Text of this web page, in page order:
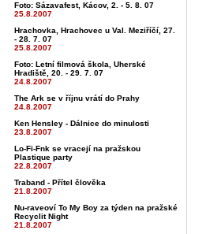
Foto: Sázavafest, Kácov, 2. - 5. 8. 07
25.8.2007
Hrachovka, Hrachovec u Val. Meziříčí, 27.
- 28. 7. 07
25.8.2007
Foto: Letní filmová škola, Uherské
Hradiště, 20. - 29. 7. 07
24.8.2007
The Ark se v říjnu vrátí do Prahy
24.8.2007
Ken Hensley - Dálnice do minulosti
23.8.2007
Lo-Fi-Fnk se vracejí na pražskou
Plastique party
22.8.2007
Traband - Přítel člověka
21.8.2007
Nu-raveoví To My Boy za týden na pražské
Recyclit Night
21.8.2007